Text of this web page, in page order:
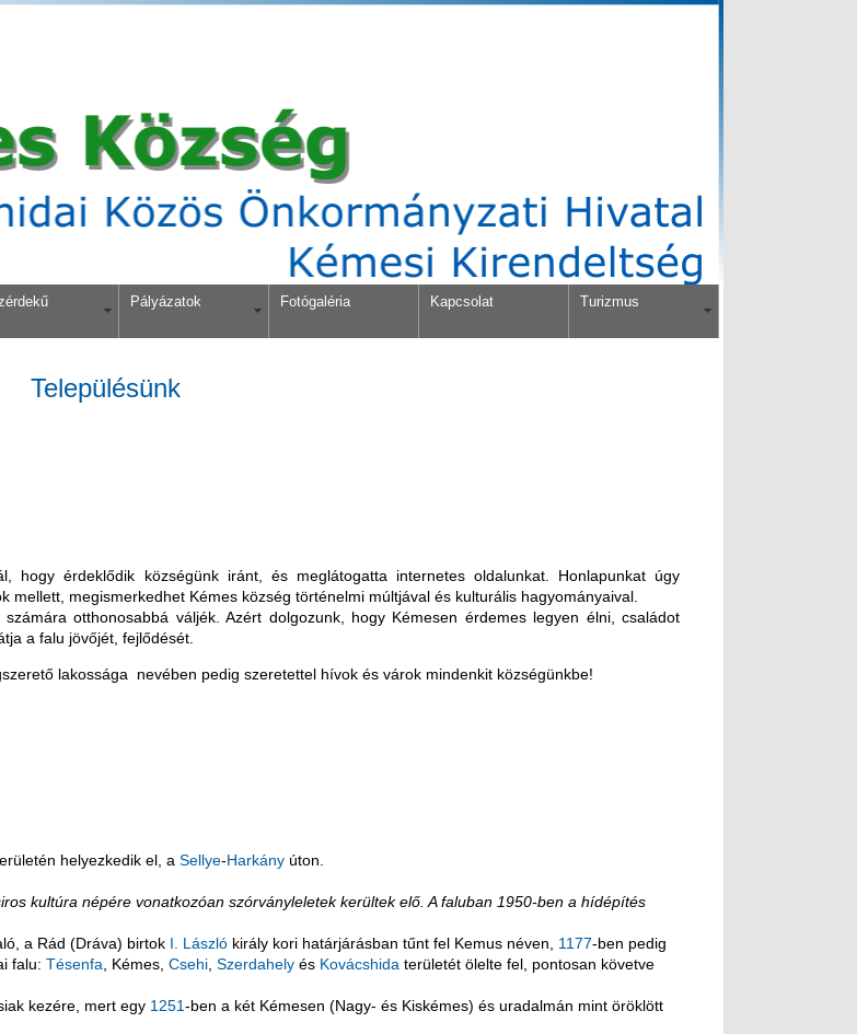
Pályázatok Fotógaléria Kapcsolat Turizmus
Településünk
hogy érdeklődik községünk iránt, és meglátogatta internetes oldalunkat. Honlapunkat úgy
megismerkedhet Kémes község történelmi múltjával és kulturális hagyományaival.
otthonosabbá váljék. Azért dolgozunk, hogy Kémesen érdemes legyen élni, családot
a falu jövőjét, fejlődését.
lakossága nevében pedig szeretettel hívok és várok mindenkit községünkbe!
helyezkedik el, a Sellye-Harkány úton.
kultúra népére vonatkozóan szórványleletek kerültek elő. A faluban 1950-ben a hídépítés
a Rád (Dráva) birtok I. László király kori határjárásban tűnt fel Kemus néven, 1177-ben pedig
falu: Tésenfa, Kémes, Csehi, Szerdahely és Kovácshida területét ölelte fel, pontosan követve
kezére, mert egy 1251-ben a két Kémesen (Nagy- és Kiskémes) és uradalmán mint öröklött